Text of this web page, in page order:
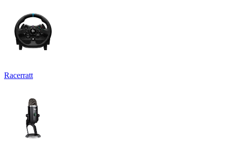
Racerratt